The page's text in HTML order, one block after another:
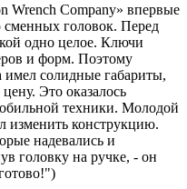
Wrench Company» впервые
головок. Перед
одно целое. Ключи
и форм. Поэтому
солидные габариты,
Это оказалось
техники. Молодой
конструкцию.
надевались и
головку на ручке, - он